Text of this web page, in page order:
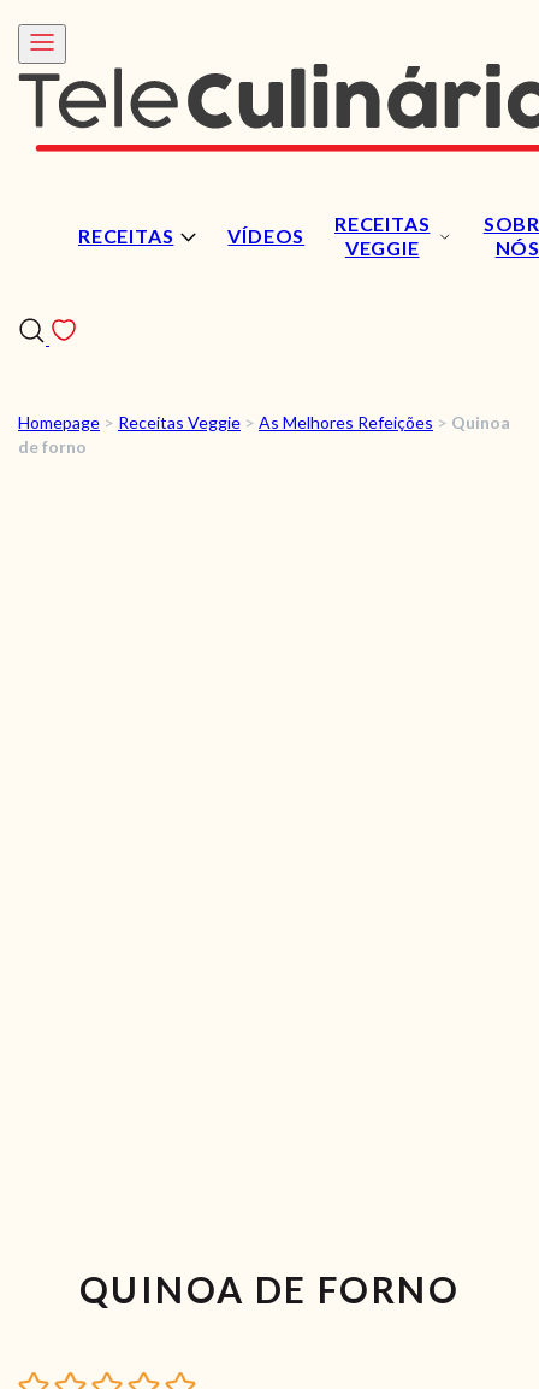
RECEITAS VÍDEOS
RECEITAS
VEGGIE
NÓS
RECEITAS
Homepage > Receitas Veggie > As Melhores Refeições > Quinoa
de forno
QUINOA DE FORNO